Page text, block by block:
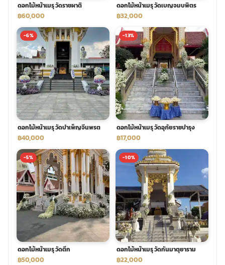
ดอกไม้หน้าเมรุ วัดราชผาติ
฿60,000
ดอกไม้หน้าเมรุ วัดเบญจมบพิตร
฿32,000
-6%
ดอกไม้หน้าเมรุ วัดบำเพ็ญจีนพรต
฿40,000
-13%
ดอกไม้หน้าเมรุ วัดอุภัยราชบำรุง
฿17,000
-5%
ดอกไม้หน้าเมรุ วัดตึก
฿50,000
-10%
ดอกไม้หน้าเมรุ วัดกันมาตุยาราม
฿22,000